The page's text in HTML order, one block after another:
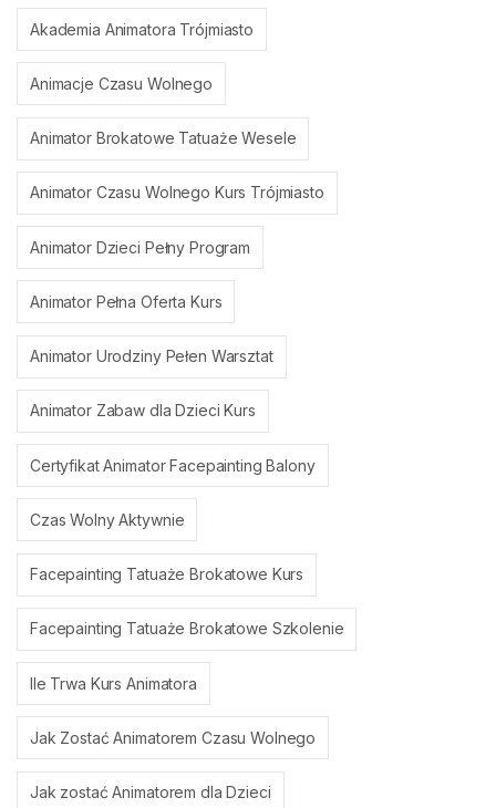
Akademia Animatora Trójmiasto
Animacje Czasu Wolnego
Animator Brokatowe Tatuaże Wesele
Animator Czasu Wolnego Kurs Trójmiasto
Animator Dzieci Pełny Program
Animator Pełna Oferta Kurs
Animator Urodziny Pełen Warsztat
Animator Zabaw dla Dzieci Kurs
Certyfikat Animator Facepainting Balony
Czas Wolny Aktywnie
Facepainting Tatuaże Brokatowe Kurs
Facepainting Tatuaże Brokatowe Szkolenie
Ile Trwa Kurs Animatora
Jak Zostać Animatorem Czasu Wolnego
Jak zostać Animatorem dla Dzieci